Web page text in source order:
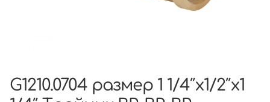
G1210.0704 размер 1 1/4″x1/2″x1